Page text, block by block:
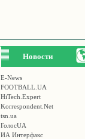
Новости
E-News
FOOTBALL.UA
HiTech.Expert
Korrespondent.Net
tsn.ua
ГолосUA
ИА Интерфакс